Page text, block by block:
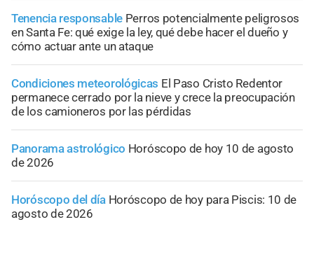
Tenencia responsable Perros potencialmente peligrosos
en Santa Fe: qué exige la ley, qué debe hacer el dueño y
cómo actuar ante un ataque
Condiciones meteorológicas El Paso Cristo Redentor
permanece cerrado por la nieve y crece la preocupación
de los camioneros por las pérdidas
Panorama astrológico Horóscopo de hoy 10 de agosto
de 2026
Horóscopo del día Horóscopo de hoy para Piscis: 10 de
agosto de 2026